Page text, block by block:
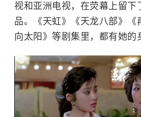
视和亚洲电视，在荧幕上留下
品。《天虹》《天龙八部》《
向太阳》等剧集里，都有她的